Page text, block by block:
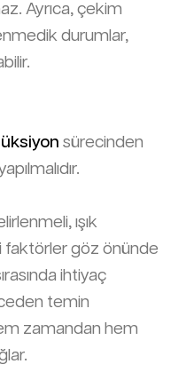
Ayrıca, çekim
durumlar,
sürecinden
ışık
faktörler göz önünde
ihtiyaç
temin
zamandan hem